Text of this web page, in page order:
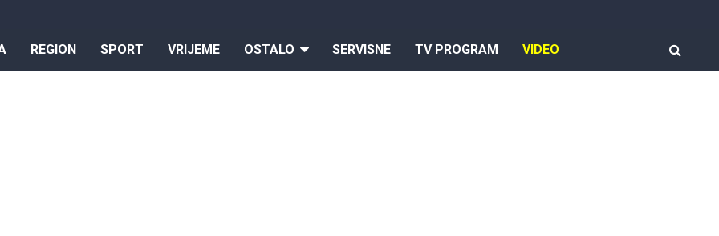
REGION SPORT VRIJEME OSTALO SERVISNE TV PROGRAM VIDEO